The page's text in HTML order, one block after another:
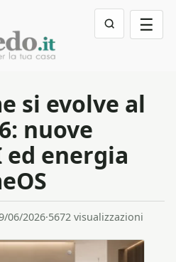
☰
si evolve al
nuove
energia
06/2026·5672 visualizzazioni